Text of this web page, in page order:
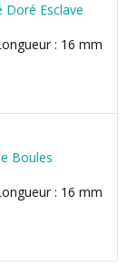
Doré Esclave
: 16 mm
Boules
: 16 mm